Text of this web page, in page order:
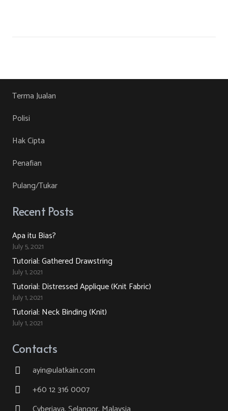
Terma Jualan
Polisi
Hak Cipta
Penafian
Pulang/Tukar
Recent Posts
Apa itu Bias?
July 5, 2021
Tutorial: Gathered Drawstring
July 1, 2021
Tutorial: Distressed Applique (Knit Fabric)
July 1, 2021
Tutorial: Neck Binding (Knit)
July 1, 2021
Contacts
ayin@ulatkain.com
+60 12 316 0007